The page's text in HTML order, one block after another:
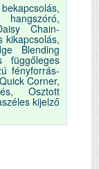
hangszóró,
Chain-
kikapcsolás,
Blending
függőleges
fényforrás-
Corner,
Osztott
kijelző